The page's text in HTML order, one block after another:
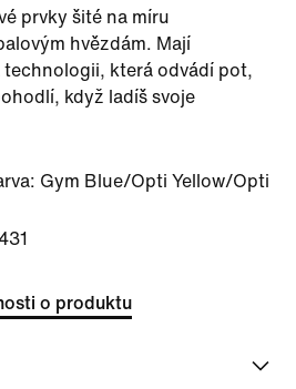
prvky šité na míru
hvězdám. Mají
technologii, která odvádí pot,
když ladíš svoje
Gym Blue/Opti Yellow/Opti
o produktu